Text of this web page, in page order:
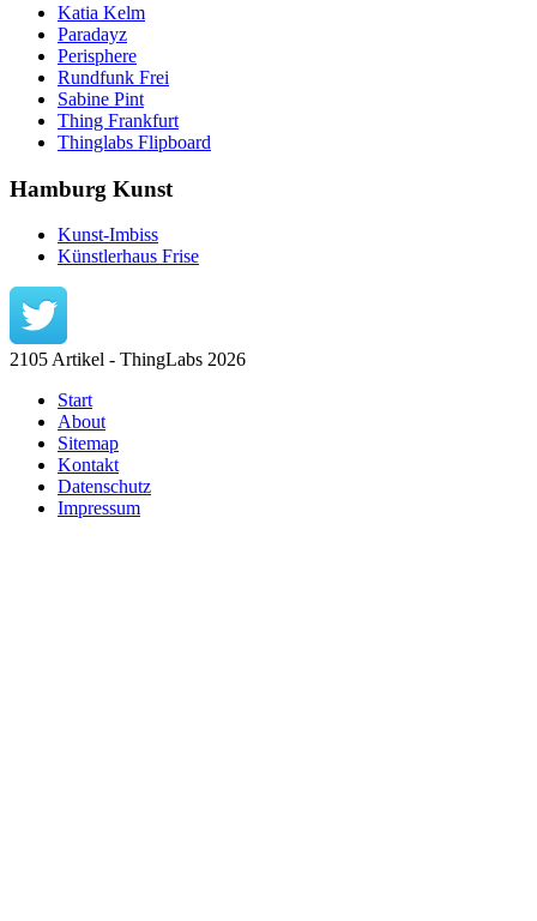
Katia Kelm
Paradayz
Perisphere
Rundfunk Frei
Sabine Pint
Thing Frankfurt
Thinglabs Flipboard
Hamburg Kunst
Kunst-Imbiss
Künstlerhaus Frise
2105 Artikel - ThingLabs 2026
Start
About
Sitemap
Kontakt
Datenschutz
Impressum